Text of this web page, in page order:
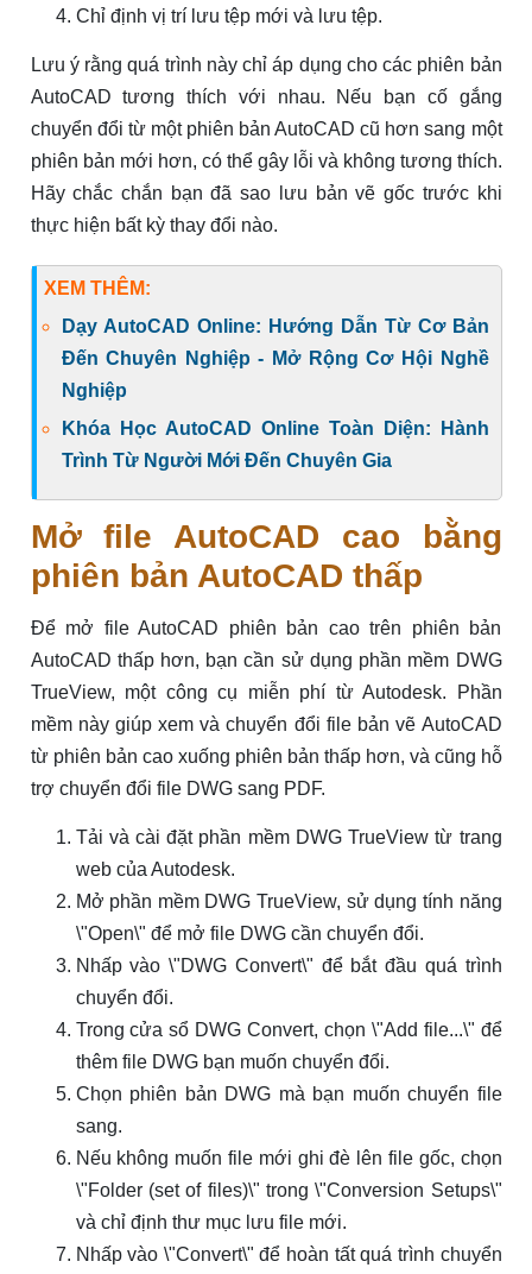
Chỉ định vị trí lưu tệp mới và lưu tệp.
Lưu ý rằng quá trình này chỉ áp dụng cho các phiên bản
AutoCAD tương thích với nhau. Nếu bạn cố gắng
chuyển đổi từ một phiên bản AutoCAD cũ hơn sang một
phiên bản mới hơn, có thể gây lỗi và không tương thích.
Hãy chắc chắn bạn đã sao lưu bản vẽ gốc trước khi
thực hiện bất kỳ thay đổi nào.
XEM THÊM:
Dạy AutoCAD Online: Hướng Dẫn Từ Cơ Bản
Đến Chuyên Nghiệp - Mở Rộng Cơ Hội Nghề
Nghiệp
Khóa Học AutoCAD Online Toàn Diện: Hành
Trình Từ Người Mới Đến Chuyên Gia
Mở file AutoCAD cao bằng
phiên bản AutoCAD thấp
Để mở file AutoCAD phiên bản cao trên phiên bản
AutoCAD thấp hơn, bạn cần sử dụng phần mềm DWG
TrueView, một công cụ miễn phí từ Autodesk. Phần
mềm này giúp xem và chuyển đổi file bản vẽ AutoCAD
từ phiên bản cao xuống phiên bản thấp hơn, và cũng hỗ
trợ chuyển đổi file DWG sang PDF.
Tải và cài đặt phần mềm DWG TrueView từ trang
web của Autodesk.
Mở phần mềm DWG TrueView, sử dụng tính năng
\"Open\" để mở file DWG cần chuyển đổi.
Nhấp vào \"DWG Convert\" để bắt đầu quá trình
chuyển đổi.
Trong cửa sổ DWG Convert, chọn \"Add file...\" để
thêm file DWG bạn muốn chuyển đổi.
Chọn phiên bản DWG mà bạn muốn chuyển file
sang.
Nếu không muốn file mới ghi đè lên file gốc, chọn
\"Folder (set of files)\" trong \"Conversion Setups\"
và chỉ định thư mục lưu file mới.
Nhấp vào \"Convert\" để hoàn tất quá trình chuyển